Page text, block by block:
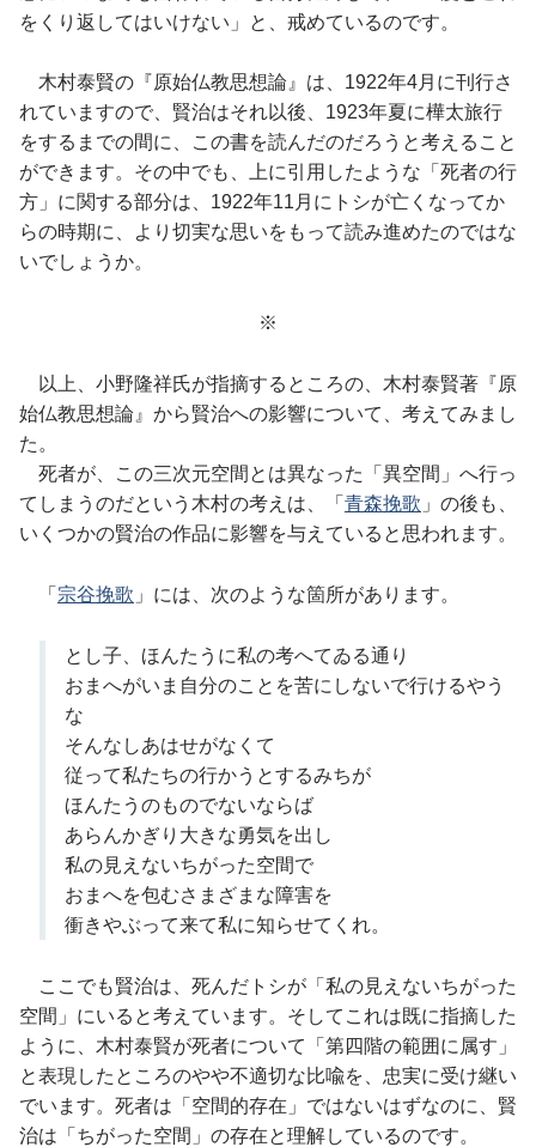
をくり返してはいけない」と、戒めているのです。
木村泰賢の『原始仏教思想論』は、1922年4月に刊行さ
れていますので、賢治はそれ以後、1923年夏に樺太旅行
をするまでの間に、この書を読んだのだろうと考えること
ができます。その中でも、上に引用したような「死者の行
方」に関する部分は、1922年11月にトシが亡くなってか
らの時期に、より切実な思いをもって読み進めたのではな
いでしょうか。
※
以上、小野隆祥氏が指摘するところの、木村泰賢著『原
始仏教思想論』から賢治への影響について、考えてみまし
た。
死者が、この三次元空間とは異なった「異空間」へ行っ
てしまうのだという木村の考えは、「 青森挽歌 」の後も、
いくつかの賢治の作品に影響を与えていると思われます。
「 宗谷挽歌 」には、次のような箇所があります。
とし子、ほんたうに私の考へてゐる通り
おまへがいま自分のことを苦にしないで行けるやう
な
そんなしあはせがなくて
従って私たちの行かうとするみちが
ほんたうのものでないならば
あらんかぎり大きな勇気を出し
私の見えないちがった空間で
おまへを包むさまざまな障害を
衝きやぶって来て私に知らせてくれ。
ここでも賢治は、死んだトシが「私の見えないちがった
空間」にいると考えています。そしてこれは既に指摘した
ように、木村泰賢が死者について「第四階の範囲に属す」
と表現したところのやや不適切な比喩を、忠実に受け継い
でいます。死者は「空間的存在」ではないはずなのに、賢
治は「ちがった空間」の存在と理解しているのです。